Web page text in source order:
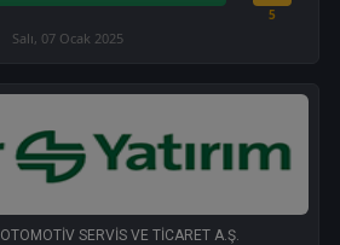
5
Salı, 07 Ocak 2025
SERVİS VE TİCARET A.Ş.